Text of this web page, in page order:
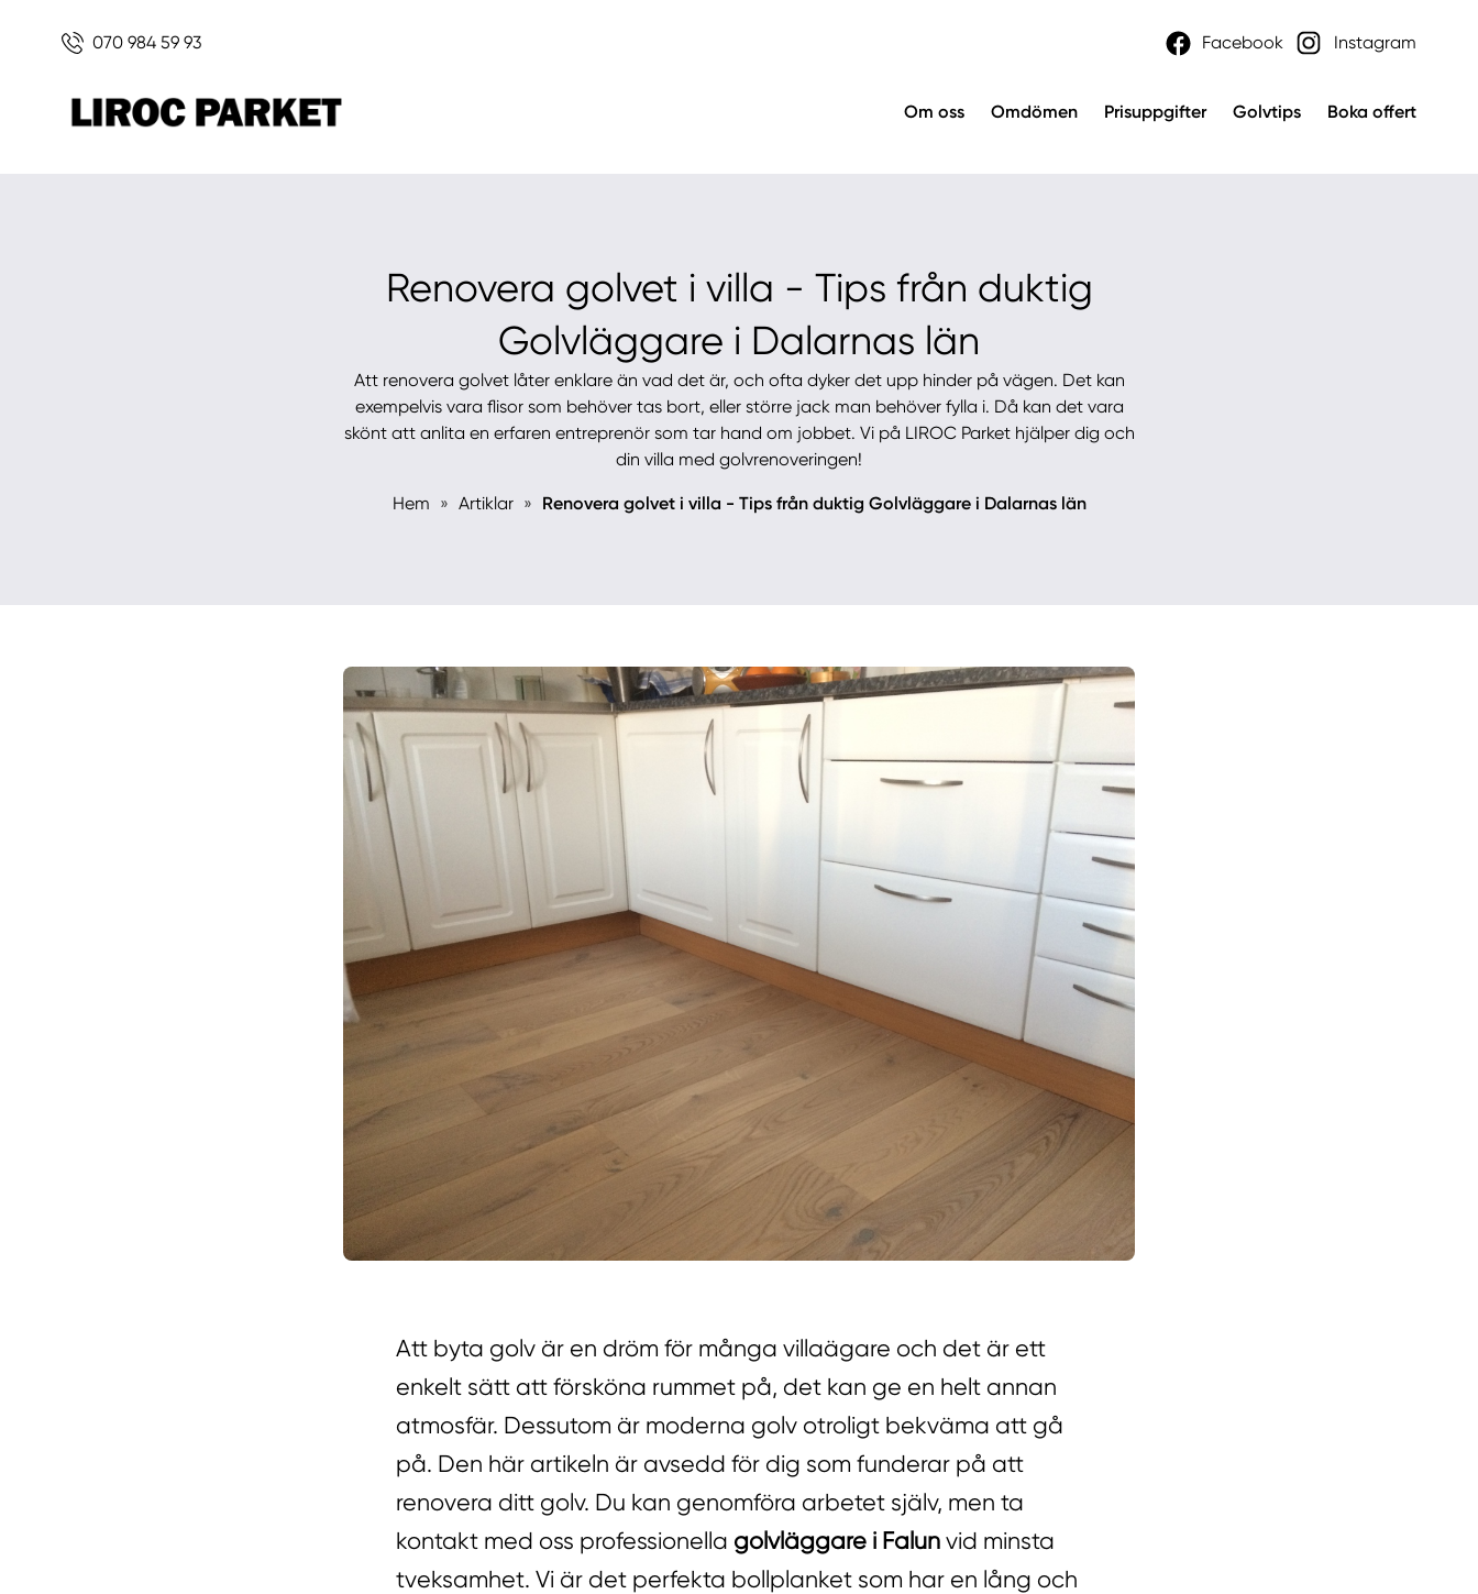
070 984 59 93 Facebook Instagram
Om oss Omdömen Prisuppgifter Golvtips Boka offert
Renovera golvet i villa - Tips från duktig
Golvläggare i Dalarnas län
Att renovera golvet låter enklare än vad det är, och ofta dyker det upp hinder på vägen. Det kan
exempelvis vara flisor som behöver tas bort, eller större jack man behöver fylla i. Då kan det vara
skönt att anlita en erfaren entreprenör som tar hand om jobbet. Vi på LIROC Parket hjälper dig och
din villa med golvrenoveringen!
Hem » Artiklar » Renovera golvet i villa - Tips från duktig Golvläggare i Dalarnas län
Att byta golv är en dröm för många villaägare och det är ett
enkelt sätt att försköna rummet på, det kan ge en helt annan
atmosfär. Dessutom är moderna golv otroligt bekväma att gå
på. Den här artikeln är avsedd för dig som funderar på att
renovera ditt golv. Du kan genomföra arbetet själv, men ta
kontakt med oss professionella golvläggare i Falun vid minsta
tveksamhet. Vi är det perfekta bollplanket som har en lång och